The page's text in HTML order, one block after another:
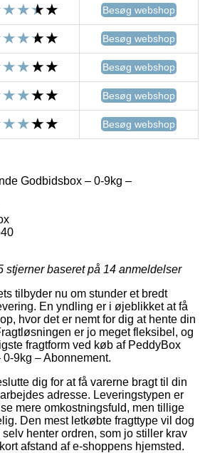
Besøg webshop
Besøg webshop
Besøg webshop
Besøg webshop
Besøg webshop
Godbidsbox – 0-9kg –
stjerner baseret på 14 anmeldelser
tilbyder nu om stunder et bredt
En yndling er i øjeblikket at få
hvor det er nemt for dig at hente din
er jo meget fleksibel, og
fragtform ved køb af PeddyBox
9kg – Abonnement.
dig for at få varerne bragt til din
adresse. Leveringstypen er
mere omkostningsfuld, men tillige
Den mest letkøbte fragttype vil dog
henter ordren, som jo stiller krav
afstand af e-shoppens hjemsted.